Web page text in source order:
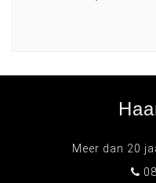
Meer dan 20